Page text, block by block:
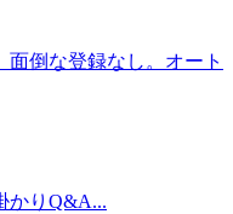
倒な登録なし。オート
かりQ&A...